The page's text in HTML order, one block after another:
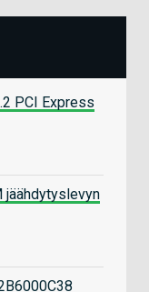
PCI Express
jäähdytyslevyn